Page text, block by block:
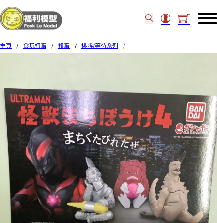
主頁 / 食玩扭蛋 / 扭蛋 / 排隊/等待系列
/